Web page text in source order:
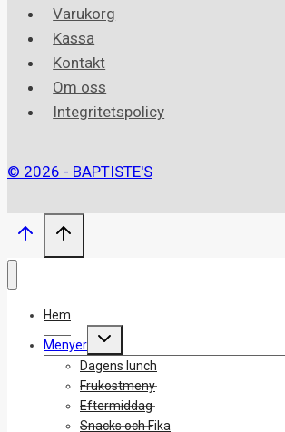
Varukorg
Kassa
Kontakt
Om oss
Integritetspolicy
© 2026 - BAPTISTE'S
Hem
Menyer
Toggle
menu
Dagens lunch
Frukostmeny
Eftermiddag
Snacks och Fika